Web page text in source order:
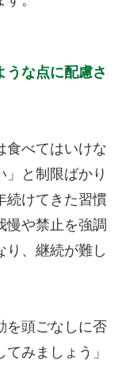
うな点に配慮さ
食べてはいけな
」と制限ばかり
続けてきた習慣
慢や禁止を強調
り、継続が難し
を頭ごなしに否
みましょう」